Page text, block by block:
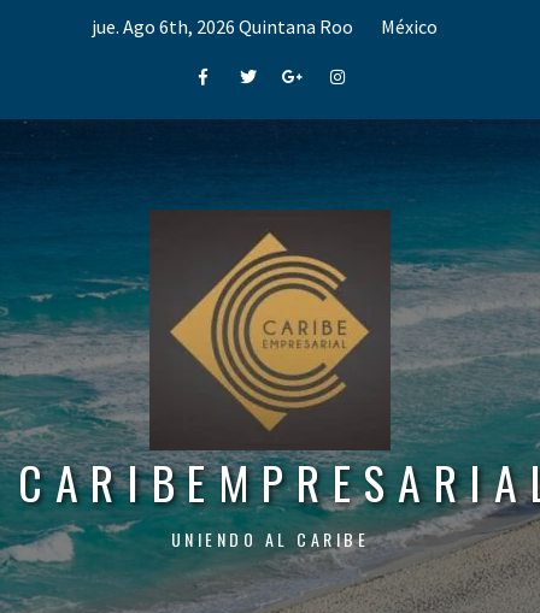
jue. Ago 6th, 2026 Quintana Roo México
FacebookTwitterGoogle+Instagram
UNIENDO AL CARIBE